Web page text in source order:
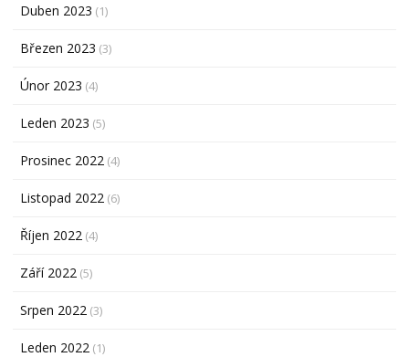
Duben 2023 (1)
Březen 2023 (3)
Únor 2023 (4)
Leden 2023 (5)
Prosinec 2022 (4)
Listopad 2022 (6)
Říjen 2022 (4)
Září 2022 (5)
Srpen 2022 (3)
Leden 2022 (1)